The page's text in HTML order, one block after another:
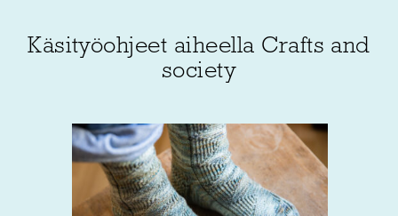
Käsityöohjeet aiheella Crafts and
society